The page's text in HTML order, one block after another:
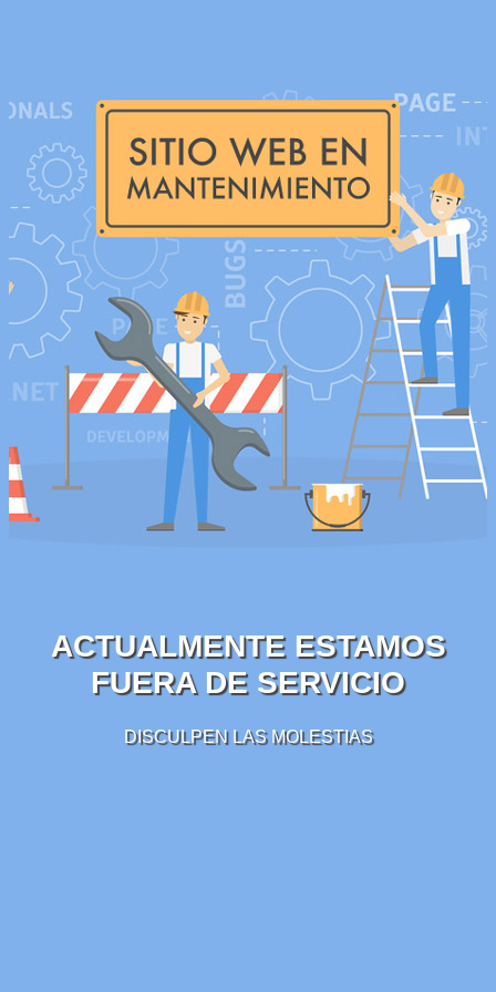
ACTUALMENTE ESTAMOS
FUERA DE SERVICIO
DISCULPEN LAS MOLESTIAS